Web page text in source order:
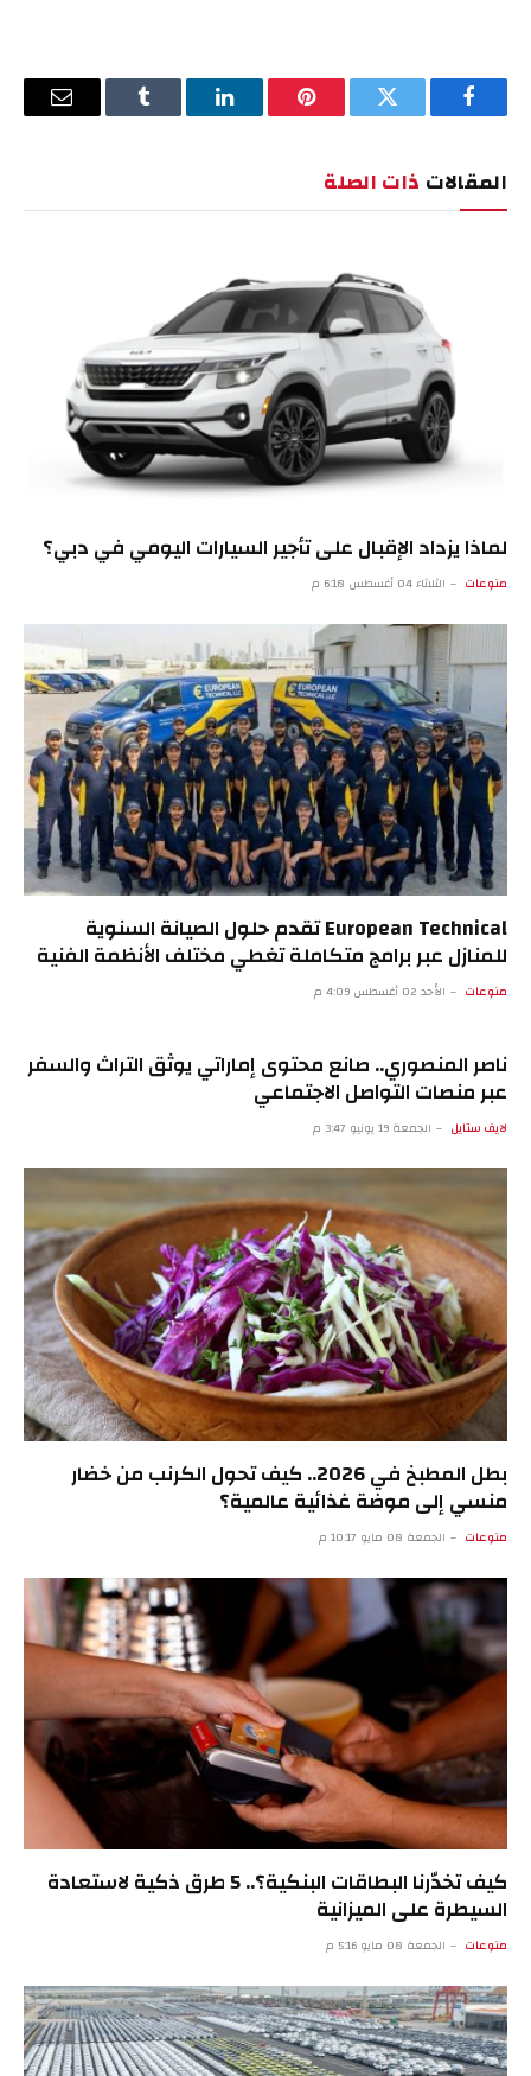
فيسبوك تويتر بينتيريستلينكدإن Tumblr
البريد
المقالات ذات الصلة
لماذا يزداد الإقبال على تأجير السيارات اليومي في دبي؟
منوعات الثلاثاء 04 أغسطس 6:18 م
European Technical تقدم حلول الصيانة السنوية
للمنازل عبر برامج متكاملة تغطي مختلف الأنظمة الفنية
منوعات الأحد 02 أغسطس 4:09 م
ناصر المنصوري.. صانع محتوى إماراتي يوثق التراث والسفر
عبر منصات التواصل الاجتماعي
لايف ستايل الجمعة 19 يونيو 3:47 م
بطل المطبخ في 2026.. كيف تحول الكرنب من خضار
منسي إلى موضة غذائية عالمية؟
منوعات الجمعة 08 مايو 10:17 م
كيف تخدّرنا البطاقات البنكية؟.. 5 طرق ذكية لاستعادة
السيطرة على الميزانية
منوعات الجمعة 08 مايو 5:16 م